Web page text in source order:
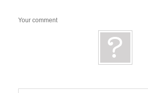
Your comment